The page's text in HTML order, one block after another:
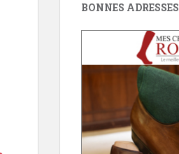
BONNES ADRESSES